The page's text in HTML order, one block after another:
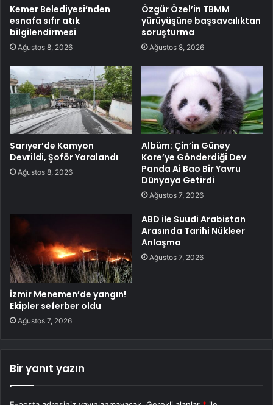
Kemer Belediyesi’nden
esnafa sıfır atık
bilgilendirmesi
Ağustos 8, 2026
Özgür Özel’in TBMM
yürüyüşüne başsavcılıktan
soruşturma
Ağustos 8, 2026
Sarıyer’de Kamyon
Devrildi, Şoför Yaralandı
Ağustos 8, 2026
Albüm: Çin’in Güney
Kore’ye Gönderdiği Dev
Panda Ai Bao Bir Yavru
Dünyaya Getirdi
Ağustos 7, 2026
İzmir Menemen’de yangın!
Ekipler seferber oldu
Ağustos 7, 2026
ABD ile Suudi Arabistan
Arasında Tarihi Nükleer
Anlaşma
Ağustos 7, 2026
Bir yanıt yazın